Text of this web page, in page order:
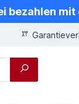
bezahlen